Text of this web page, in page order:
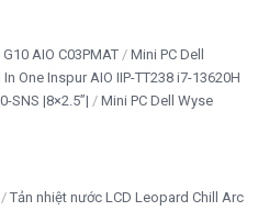
AIO C03PMAT
Mini PC Dell
One Inspur AIO IIP-TT238 i7-13620H
SNS |8×2.5”|
Mini PC Dell Wyse
Tản nhiệt nước LCD Leopard Chill Arc